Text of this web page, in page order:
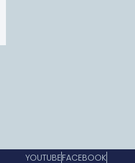
YOUTUBEFACEBOOK